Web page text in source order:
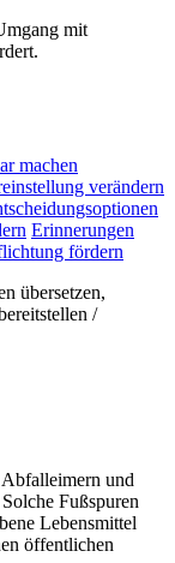
mit
machen
verändern
Erinnerungen
fördern
übersetzen,
/
und
Fußspuren
Lebensmittel
öffentlichen